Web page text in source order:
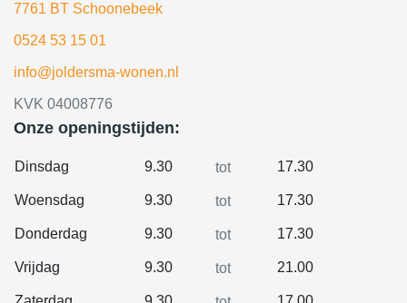
7761 BT Schoonebeek
0524 53 15 01
info@joldersma-wonen.nl
KVK 04008776
Onze openingstijden:
Dinsdag 9.30 tot 17.30
Woensdag 9.30 tot 17.30
Donderdag 9.30 tot 17.30
Vrijdag 9.30 tot 21.00